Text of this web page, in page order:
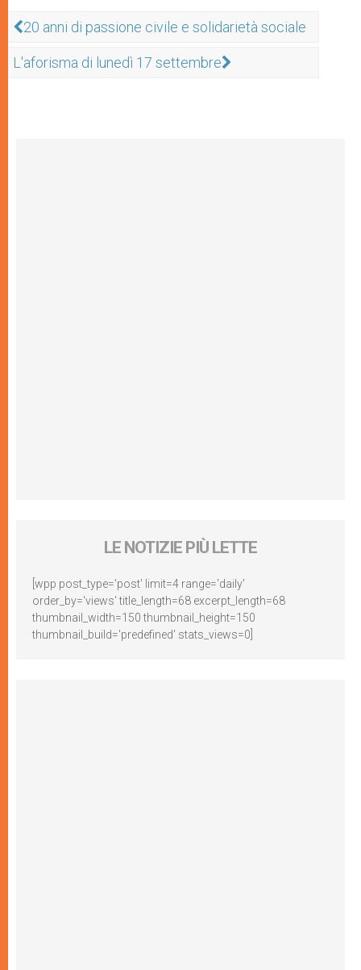
20 anni di passione civile e solidarietà sociale
L'aforisma di lunedì 17 settembre
LE NOTIZIE PIÙ LETTE
[wpp post_type='post' limit=4 range='daily'
order_by='views' title_length=68 excerpt_length=68
thumbnail_width=150 thumbnail_height=150
thumbnail_build='predefined' stats_views=0]